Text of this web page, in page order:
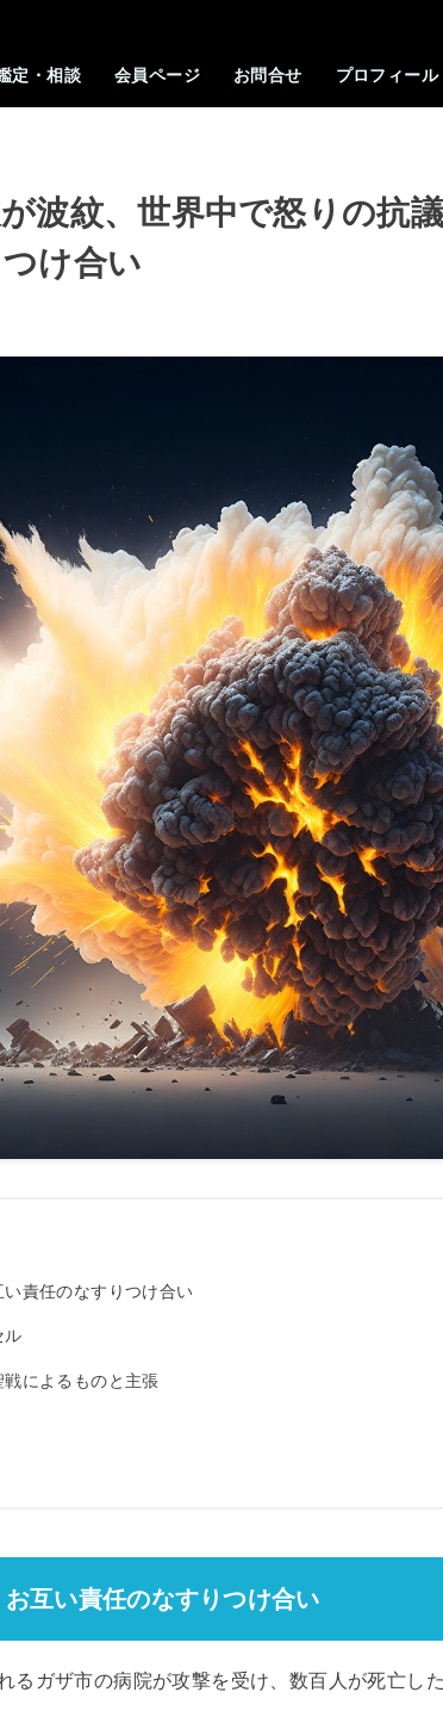
定・相談 会員ページ お問合せ プロフィール
波紋、世界中で怒りの
け合い
責任のなすりつけ合い
ル
によるものと主張
互い責任のなすりつけ合い
るガザ市の病院が攻撃を受け、数百人が死亡し